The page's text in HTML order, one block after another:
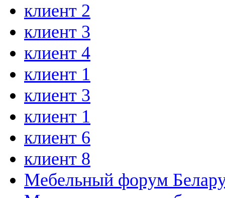
клиент 2
клиент 3
клиент 4
клиент 1
клиент 3
клиент 1
клиент 6
клиент 8
Мебельный форум